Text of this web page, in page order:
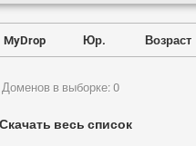
MyDrop Юр. Возраст
Доменов в выборке: 0
Скачать весь список